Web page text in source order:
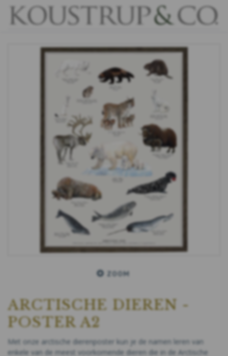
ZOOM
ARCTISCHE DIEREN -
POSTER A2
Met onze arctische dierenposter kun je de namen leren van
enkele van de meest voorkomende dieren die in de Arctische